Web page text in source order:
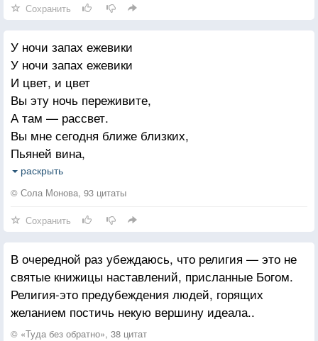
Способ женский:
Я не должна его любить, ибо я замужем; но он меня
любит, следовательно
Сохранить
У ночи запах ежевики
У ночи запах ежевики
И цвет, и цвет
Вы эту ночь переживите,
А там — рассвет.
Вы мне сегодня ближе близких,
Пьяней вина,
А дождь на ломаном английском
Стучит на нас
У нас в крови.
Лишь ночь со кроет и раскроет
И раскроит
Лишь ночь беспечно-бесконечна,
Но коротка.
Укрою нас, хоть крыть и нечем —
Не хватит карт.
раскрыть
© Сола Монова, 93 цитаты
Сохранить
В очередной раз убеждаюсь, что религия — это не
святые книжицы наставлений, присланные Богом.
Религия-это предубеждения людей, горящих
желанием постичь некую вершину идеала..
© «Туда без обратно», 38 цитат